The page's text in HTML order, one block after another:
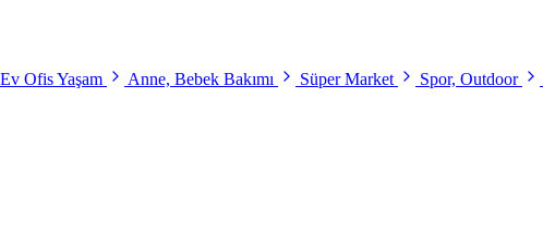
Ev Ofis Yaşam Anne, Bebek Bakımı Süper Market Spor, Outdoor